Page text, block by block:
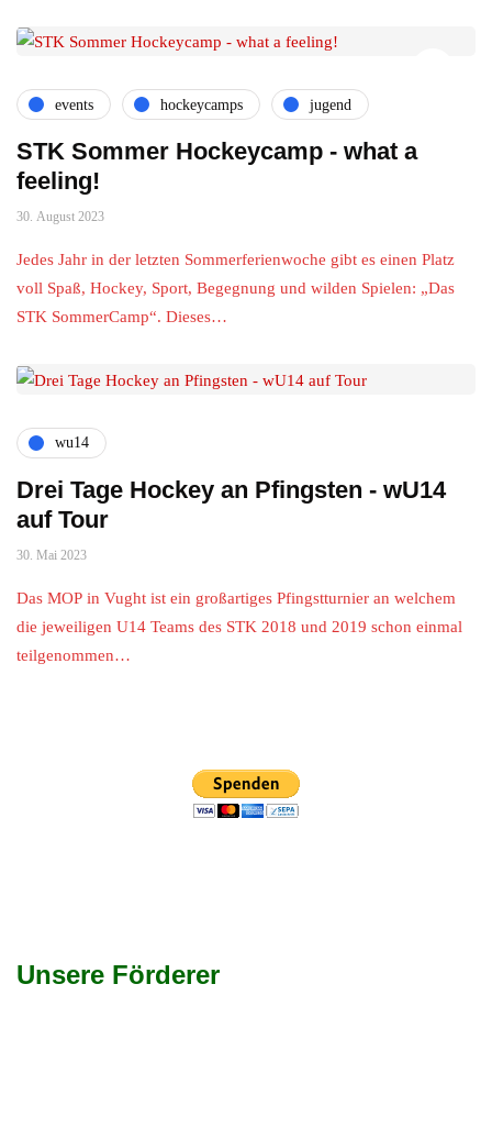
events hockeycamps jugend
STK Sommer Hockeycamp - what a
feeling!
30. August 2023
Jedes Jahr in der letzten Sommerferienwoche gibt es einen Platz
voll Spaß, Hockey, Sport, Begegnung und wilden Spielen: „Das
STK SommerCamp“. Dieses…
wu14
Drei Tage Hockey an Pfingsten - wU14
auf Tour
30. Mai 2023
Das MOP in Vught ist ein großartiges Pfingstturnier an welchem
die jeweiligen U14 Teams des STK 2018 und 2019 schon einmal
teilgenommen…
Unsere Förderer